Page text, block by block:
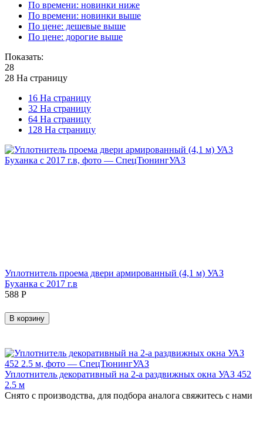
По времени: новинки ниже
По времени: новинки выше
По цене: дешевые выше
По цене: дорогие выше
Показать:
28
28 На страницу
16 На страницу
32 На страницу
64 На страницу
128 На страницу
Уплотнитель проема двери армированный (4,1 м) УАЗ
Буханка с 2017 г.в
‍588‍ Р
В корзину
Уплотнитель декоративный на 2-а раздвижных окна УАЗ 452
2.5 м
Снято с производства, для подбора аналога свяжитесь с нами